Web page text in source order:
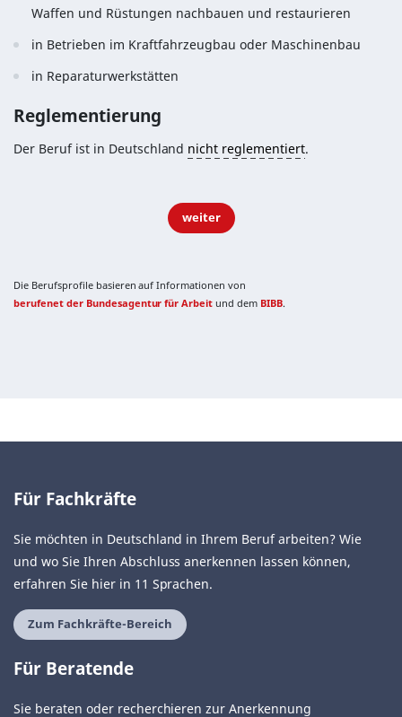
Waffen und Rüstungen nachbauen und restaurieren
in Betrieben im Kraftfahrzeugbau oder Maschinenbau
in Reparaturwerkstätten
Reglementierung
Der Beruf ist in Deutschland nicht reglementiert.
weiter
Die Berufsprofile basieren auf Informationen von
berufenet der Bundesagentur für Arbeit und dem BIBB.
Für Fachkräfte
Sie möchten in Deutschland in Ihrem Beruf arbeiten? Wie
und wo Sie Ihren Abschluss anerkennen lassen können,
erfahren Sie hier in 11 Sprachen.
Zum Fachkräfte-Bereich
Für Beratende
Sie beraten oder recherchieren zur Anerkennung